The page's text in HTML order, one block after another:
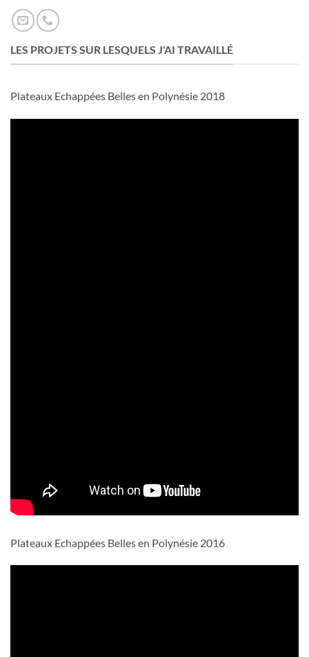
LES PROJETS SUR LESQUELS J'AI TRAVAILLÉ
Plateaux Echappées Belles en Polynésie 2018
Plateaux Echappées Belles en Polynésie 2016